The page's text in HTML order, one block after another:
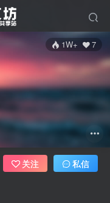
1W+ 7
关注 私信